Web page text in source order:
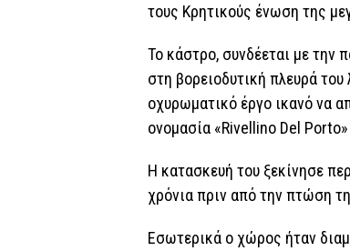
τους Κρητικούς ένωση της
Το κάστρο, συνδέεται με
στη βορειοδυτική πλευρά
οχυρωματικό έργο ικανό να
ονομασία «Rivellino Del Porto»
Η κατασκευή του ξεκίνησε
χρόνια πριν από την πτώση
Εσωτερικά ο χώρος ήταν